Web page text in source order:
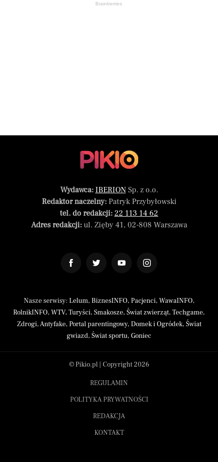
Brainberries
Wydawca: IBERIONSp. z o.o.
Redaktor naczelny:Patryk Przybyłowski
tel. do redakcji: 22 113 14 62
Adres redakcji:ul. Zięby 41, 02-808 Warszawa
Nasze serwisy: Lelum, BiznesINFO, Pacjenci, WawaINFO,
RolnikINFO, WTV, Turyści, Smakosze, Świat zwierząt, Techgame,
Zdrogi,Antyfake, Portal parentingowy, Domek i Ogródek, Świat
gwiazd, Świat sportu, Goniec
© Pikio.pl | Copyright 2026
REGULAMIN
POLITYKA PRYWATNOŚCI
REDAKCJA
KONTAKT